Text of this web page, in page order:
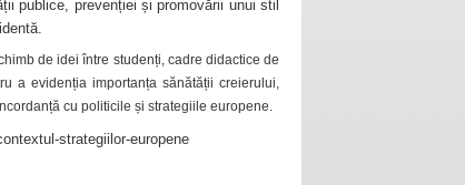
publice, prevenției și promovării unui stil
de idei între studenți, cadre didactice de
a evidenția importanța sănătății creierului,
cu politicile și strategiile europene.
strategiilor-europene